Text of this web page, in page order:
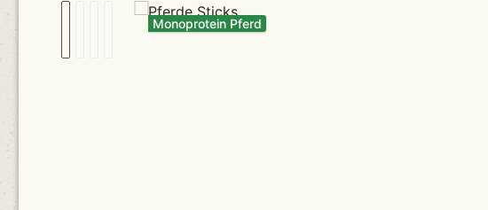
Bildergalerie überspringen
Monoprotein Pferd